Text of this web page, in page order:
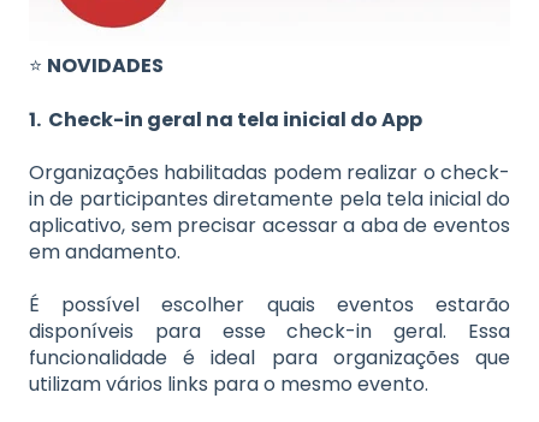
⭐ NOVIDADES
1. Check-in geral na tela inicial do App
Organizações habilitadas podem realizar o check-
in de participantes diretamente pela tela inicial do
aplicativo, sem precisar acessar a aba de eventos
em andamento.
É possível escolher quais eventos estarão
disponíveis para esse check-in geral. Essa
funcionalidade é ideal para organizações que
utilizam vários links para o mesmo evento.